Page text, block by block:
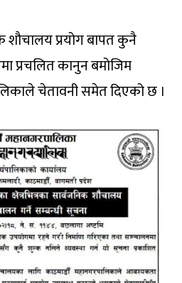
शौचालय प्रयोग बापत कुनै
प्रचलित कानुन बमोजिम
चेतावनी समेत दिएको छ ।